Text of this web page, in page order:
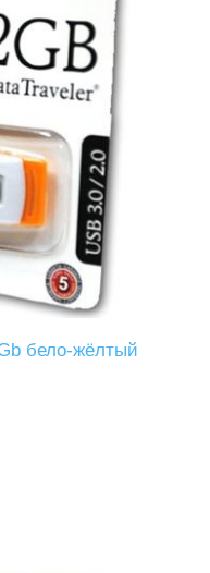
бело-жёлтый